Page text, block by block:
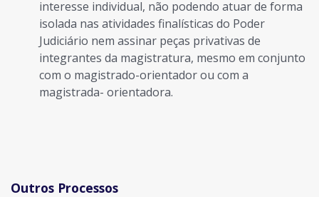
interesse individual, não podendo atuar de forma
isolada nas atividades finalísticas do Poder
Judiciário nem assinar peças privativas de
integrantes da magistratura, mesmo em conjunto
com o magistrado-orientador ou com a
magistrada- orientadora.
Outros Processos